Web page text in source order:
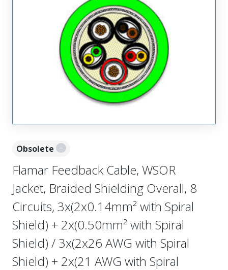
Obsolete
Flamar Feedback Cable, WSOR
Jacket, Braided Shielding Overall, 8
Circuits, 3x(2x0.14mm² with Spiral
Shield) + 2x(0.50mm² with Spiral
Shield) / 3x(2x26 AWG with Spiral
Shield) + 2x(21 AWG with Spiral